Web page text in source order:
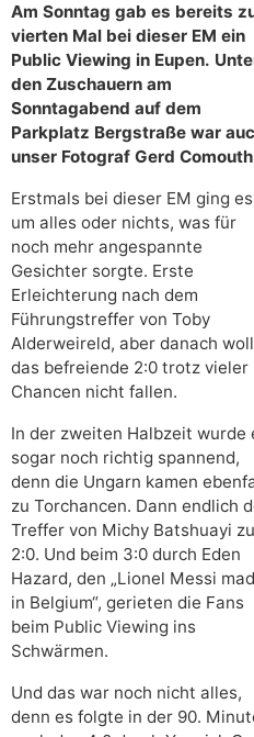
Am Sonntag gab es bereits
vierten Mal bei dieser EM ein
Public Viewing in Eupen.
den Zuschauern am
Sonntagabend auf dem
Parkplatz Bergstraße war
unser Fotograf Gerd
Erstmals bei dieser EM ging es
um alles oder nichts, was für
noch mehr angespannte
Gesichter sorgte. Erste
Erleichterung nach dem
Führungstreffer von Toby
Alderweireld, aber danach
das befreiende 2:0 trotz vieler
Chancen nicht fallen.
In der zweiten Halbzeit wurde
sogar noch richtig spannend,
denn die Ungarn kamen
zu Torchancen. Dann endlich
Treffer von Michy Batshuayi
2:0. Und beim 3:0 durch Eden
Hazard, den „Lionel Messi
in Belgium“, gerieten die Fans
beim Public Viewing ins
Schwärmen.
Und das war noch nicht alles,
denn es folgte in der 90.